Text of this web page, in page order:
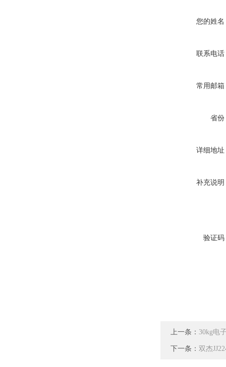
您的姓名
联系电话
常用邮箱
省份
详细地址
补充说明
验证码
上一条： 30kg电
下一条： 双杰